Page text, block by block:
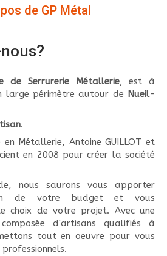
de GP Métal
de Serrurerie Métallerie, est à
large périmètre autour de Nueil-
.
en Métallerie, Antoine GUILLOT et
en 2008 pour créer la société
nous saurons vous apporter
de votre budget et vous
choix de votre projet. Avec une
d'artisans qualifiés à
tout en oeuvre pour vous